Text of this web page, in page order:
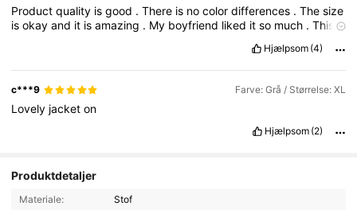
Productquality isgood .There is nocolordifferences .Thesize
isokayand it isamazing . My boyfriend liked itso much .This
Hjælpsom (4)
c***9 Farve: Grå / Størrelse: XL
Lovely jacketon
Hjælpsom (2)
Produktdetaljer
Materiale:
Stof